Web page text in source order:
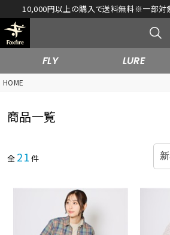
10,000円以上の購入で送料無料※一部対象
FLY LURE
HOME
商品一覧
全 21 件